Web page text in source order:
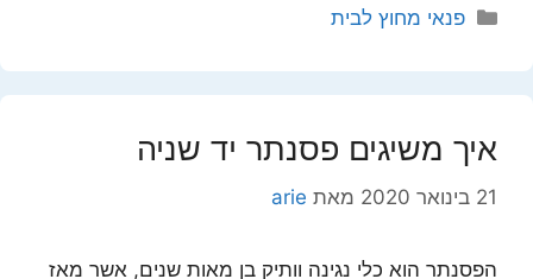
קטגוריות
פנאי מחוץ לבית
איך משיגים פסנתר יד שניה
21 בינואר 2020 מאת arie
הפסנתר הוא כלי נגינה וותיק בן מאות שנים, אשר מאז